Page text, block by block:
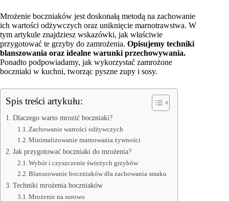
Mrożenie boczniaków jest doskonałą metodą na zachowanie
ich wartości odżywczych oraz uniknięcie marnotrawstwa. W
tym artykule znajdziesz wskazówki, jak właściwie
przygotować te grzyby do zamrożenia. Opisujemy techniki
blanszowania oraz idealne warunki przechowywania.
Ponadto podpowiadamy, jak wykorzystać zamrożone
boczniaki w kuchni, tworząc pyszne zupy i sosy.
Spis treści artykułu:
Dlaczego warto mrozić boczniaki?
Zachowanie wartości odżywczych
Minimalizowanie marnowania żywności
Jak przygotować boczniaki do mrożenia?
Wybór i czyszczenie świeżych grzybów
Blanszowanie boczniaków dla zachowania smaku
Techniki mrożenia boczniaków
Mrożenie na surowo